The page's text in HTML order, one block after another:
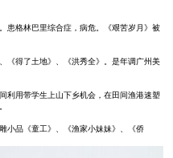
格林巴里综合症，病危。《艰苦岁月》被
得了土地》、《洪秀全》。是年调广州美
用带学生上山下乡机会，在田间渔港速塑
品《童工》、《渔家小妹妹》、《侨